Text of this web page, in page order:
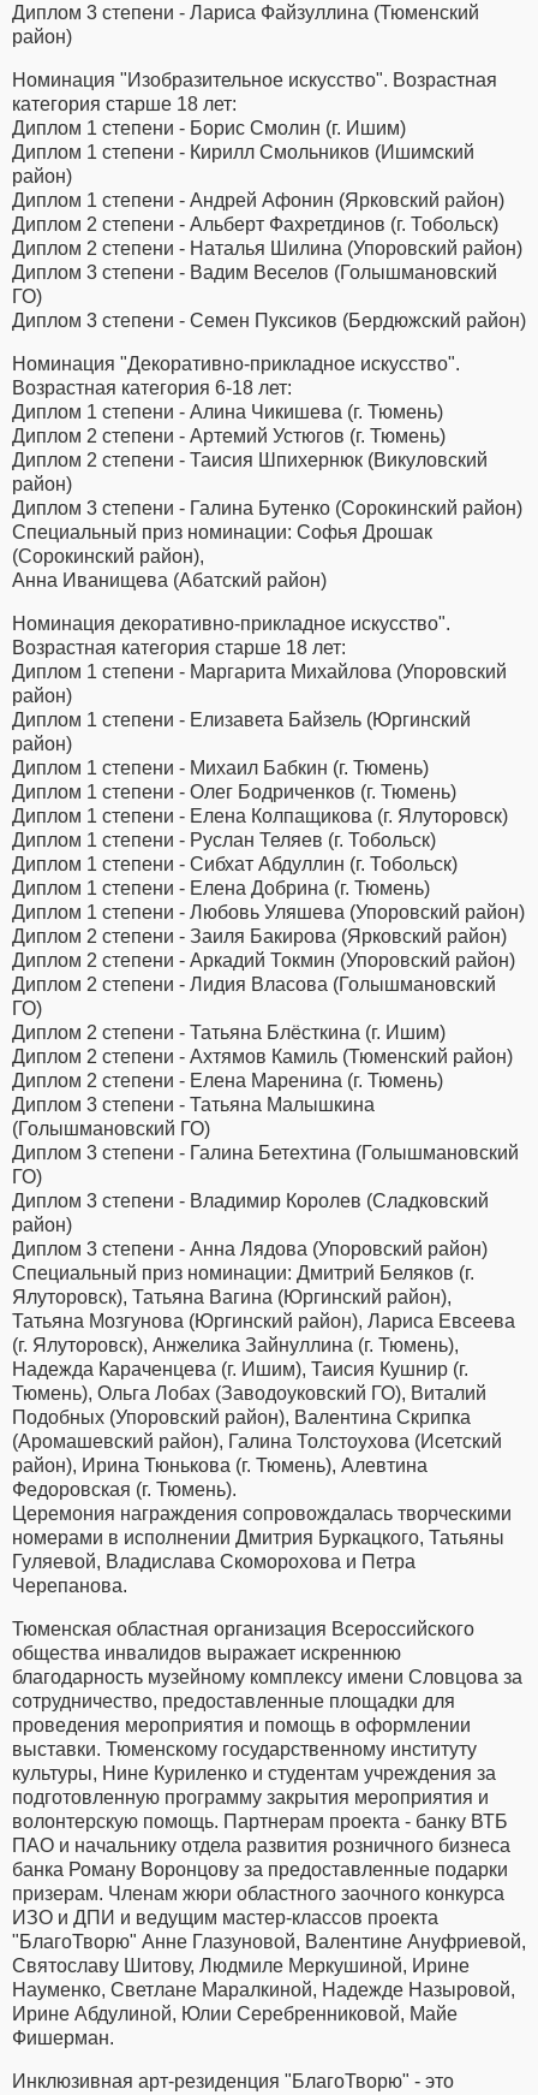
Диплом 3 степени - Лариса Файзуллина (Тюменский
район)
Номинация "Изобразительное искусство". Возрастная
категория старше 18 лет:
Диплом 1 степени - Борис Смолин (г. Ишим)
Диплом 1 степени - Кирилл Смольников (Ишимский
район)
Диплом 1 степени - Андрей Афонин (Ярковский район)
Диплом 2 степени - Альберт Фахретдинов (г. Тобольск)
Диплом 2 степени - Наталья Шилина (Упоровский район)
Диплом 3 степени - Вадим Веселов (Голышмановский
ГО)
Диплом 3 степени - Семен Пуксиков (Бердюжский район)
Номинация "Декоративно-прикладное искусство".
Возрастная категория 6-18 лет:
Диплом 1 степени - Алина Чикишева (г. Тюмень)
Диплом 2 степени - Артемий Устюгов (г. Тюмень)
Диплом 2 степени - Таисия Шпихернюк (Викуловский
район)
Диплом 3 степени - Галина Бутенко (Сорокинский район)
Специальный приз номинации: Софья Дрошак
(Сорокинский район),
Анна Иванищева (Абатский район)
Номинация декоративно-прикладное искусство".
Возрастная категория старше 18 лет:
Диплом 1 степени - Маргарита Михайлова (Упоровский
район)
Диплом 1 степени - Елизавета Байзель (Юргинский
район)
Диплом 1 степени - Михаил Бабкин (г. Тюмень)
Диплом 1 степени - Олег Бодриченков (г. Тюмень)
Диплом 1 степени - Елена Колпащикова (г. Ялуторовск)
Диплом 1 степени - Руслан Теляев (г. Тобольск)
Диплом 1 степени - Сибхат Абдуллин (г. Тобольск)
Диплом 1 степени - Елена Добрина (г. Тюмень)
Диплом 1 степени - Любовь Уляшева (Упоровский район)
Диплом 2 степени - Заиля Бакирова (Ярковский район)
Диплом 2 степени - Аркадий Токмин (Упоровский район)
Диплом 2 степени - Лидия Власова (Голышмановский
ГО)
Диплом 2 степени - Татьяна Блёсткина (г. Ишим)
Диплом 2 степени - Ахтямов Камиль (Тюменский район)
Диплом 2 степени - Елена Маренина (г. Тюмень)
Диплом 3 степени - Татьяна Малышкина
(Голышмановский ГО)
Диплом 3 степени - Галина Бетехтина (Голышмановский
ГО)
Диплом 3 степени - Владимир Королев (Сладковский
район)
Диплом 3 степени - Анна Лядова (Упоровский район)
Специальный приз номинации: Дмитрий Беляков (г.
Ялуторовск), Татьяна Вагина (Юргинский район),
Татьяна Мозгунова (Юргинский район), Лариса Евсеева
(г. Ялуторовск), Анжелика Зайнуллина (г. Тюмень),
Надежда Караченцева (г. Ишим), Таисия Кушнир (г.
Тюмень), Ольга Лобах (Заводоуковский ГО), Виталий
Подобных (Упоровский район), Валентина Скрипка
(Аромашевский район), Галина Толстоухова (Исетский
район), Ирина Тюнькова (г. Тюмень), Алевтина
Федоровская (г. Тюмень).
Церемония награждения сопровождалась творческими
номерами в исполнении Дмитрия Буркацкого, Татьяны
Гуляевой, Владислава Скоморохова и Петра
Черепанова.
Тюменская областная организация Всероссийского
общества инвалидов выражает искреннюю
благодарность музейному комплексу имени Словцова за
сотрудничество, предоставленные площадки для
проведения мероприятия и помощь в оформлении
выставки. Тюменскому государственному институту
культуры, Нине Куриленко и студентам учреждения за
подготовленную программу закрытия мероприятия и
волонтерскую помощь. Партнерам проекта - банку ВТБ
ПАО и начальнику отдела развития розничного бизнеса
банка Роману Воронцову за предоставленные подарки
призерам. Членам жюри областного заочного конкурса
ИЗО и ДПИ и ведущим мастер-классов проекта
"БлагоТворю" Анне Глазуновой, Валентине Ануфриевой,
Святославу Шитову, Людмиле Меркушиной, Ирине
Науменко, Светлане Маралкиной, Надежде Назыровой,
Ирине Абдулиной, Юлии Серебренниковой, Майе
Фишерман.
Инклюзивная арт-резиденция "БлагоТворю" - это